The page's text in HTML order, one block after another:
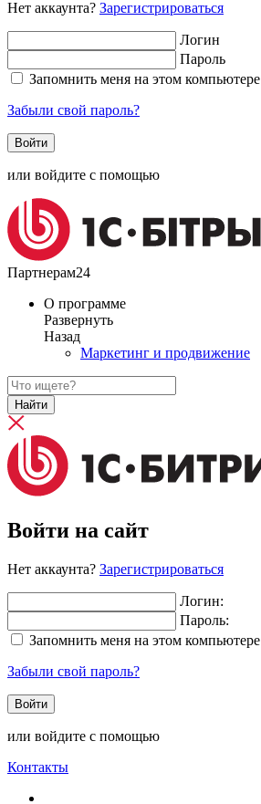
Нет аккаунта? Зарегистрироваться
Логин
Пароль
Запомнить меня на этом компьютере
Забыли свой пароль?
или войдите с помощью
Партнерам24
О программе
Развернуть
Назад
Маркетинг и продвижение
Найти
Войти на сайт
Нет аккаунта? Зарегистрироваться
Логин:
Пароль:
Запомнить меня на этом компьютере
Забыли свой пароль?
или войдите с помощью
Контакты